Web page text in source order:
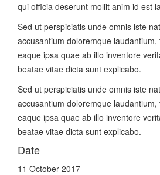
qui officia deserunt mollit anim id est
Sed ut perspiciatis unde omnis iste
accusantium doloremque
eaque ipsa quae ab illo inventore
beatae vitae dicta sunt explicabo.
Sed ut perspiciatis unde omnis iste
accusantium doloremque
eaque ipsa quae ab illo inventore
beatae vitae dicta sunt explicabo.
Date
11 October 2017